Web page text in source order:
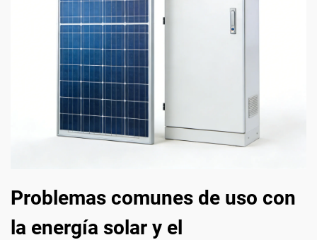
Problemas comunes de uso con
la energía solar y el